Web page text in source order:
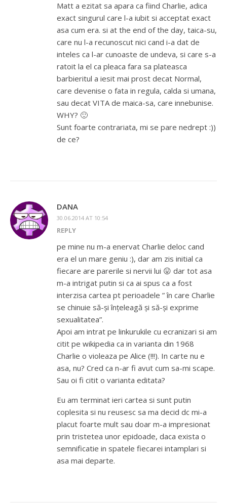
Matt a ezitat sa apara ca fiind Charlie, adica
exact singurul care l-a iubit si acceptat exact
asa cum era. si at the end of the day, taica-su,
care nu l-a recunoscut nici cand i-a dat de
inteles ca l-ar cunoaste de undeva, si care s-a
ratoit la el ca pleaca fara sa plateasca
barbieritul a iesit mai prost decat Normal,
care devenise o fata in regula, calda si umana,
sau decat VITA de maica-sa, care innebunise.
WHY? 🙂
Sunt foarte contrariata, mi se pare nedrept :))
de ce?
DANA
30.06.2014 AT 10:54
REPLY
pe mine nu m-a enervat Charlie deloc cand
era el un mare geniu :), dar am zis initial ca
fiecare are parerile si nervii lui 😛 dar tot asa
m-a intrigat putin si ca ai spus ca a fost
interzisa cartea pt perioadele ” în care Charlie
se chinuie să-și înțeleagă și să-și exprime
sexualitatea”.
Apoi am intrat pe linkurukile cu ecranizari si am
citit pe wikipedia ca in varianta din 1968
Charlie o violeaza pe Alice (!!!). In carte nu e
asa, nu? Cred ca n-ar fi avut cum sa-mi scape.
Sau oi fi citit o varianta editata?
Eu am terminat ieri cartea si sunt putin
coplesita si nu reusesc sa ma decid dc mi-a
placut foarte mult sau doar m-a impresionat
prin tristetea unor epidoade, daca exista o
semnificatie in spatele fiecarei intamplari si
asa mai departe.